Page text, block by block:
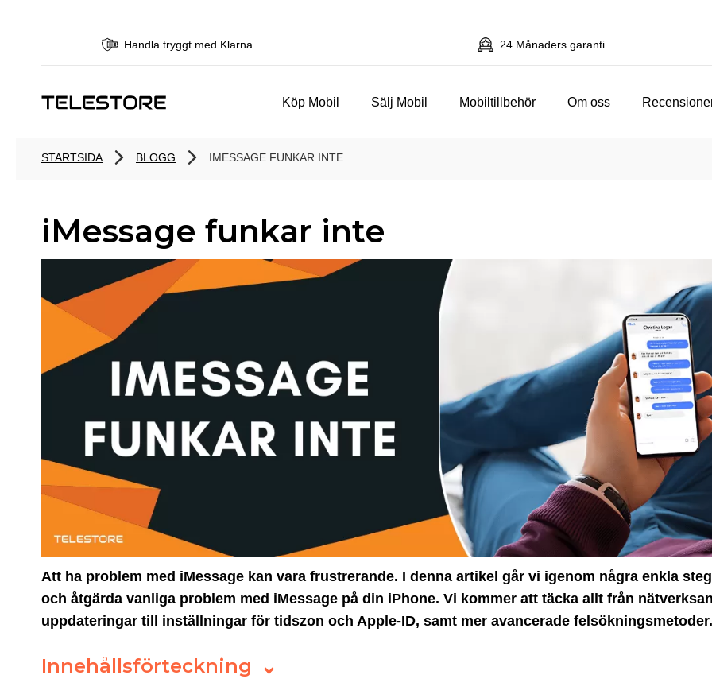
Handla tryggt med Klarna 24 Månaders garanti
Köp Mobil Sälj Mobil Mobiltillbehör Om oss
STARTSIDA BLOGG IMESSAGE FUNKAR INTE
iMessage funkar inte
Att ha problem med iMessage kan vara frustrerande. I denna artikel går vi igenom några enkla
och åtgärda vanliga problem med iMessage på din iPhone. Vi kommer att täcka allt från
uppdateringar till inställningar för tidszon och Apple-ID, samt mer avancerade felsökningsmetoder.
Innehållsförteckning